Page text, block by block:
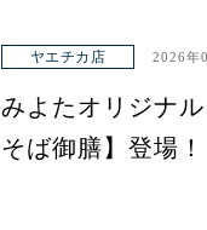
ヤエチカ店 2026年
みよたオリジナ
そば御膳】登場！